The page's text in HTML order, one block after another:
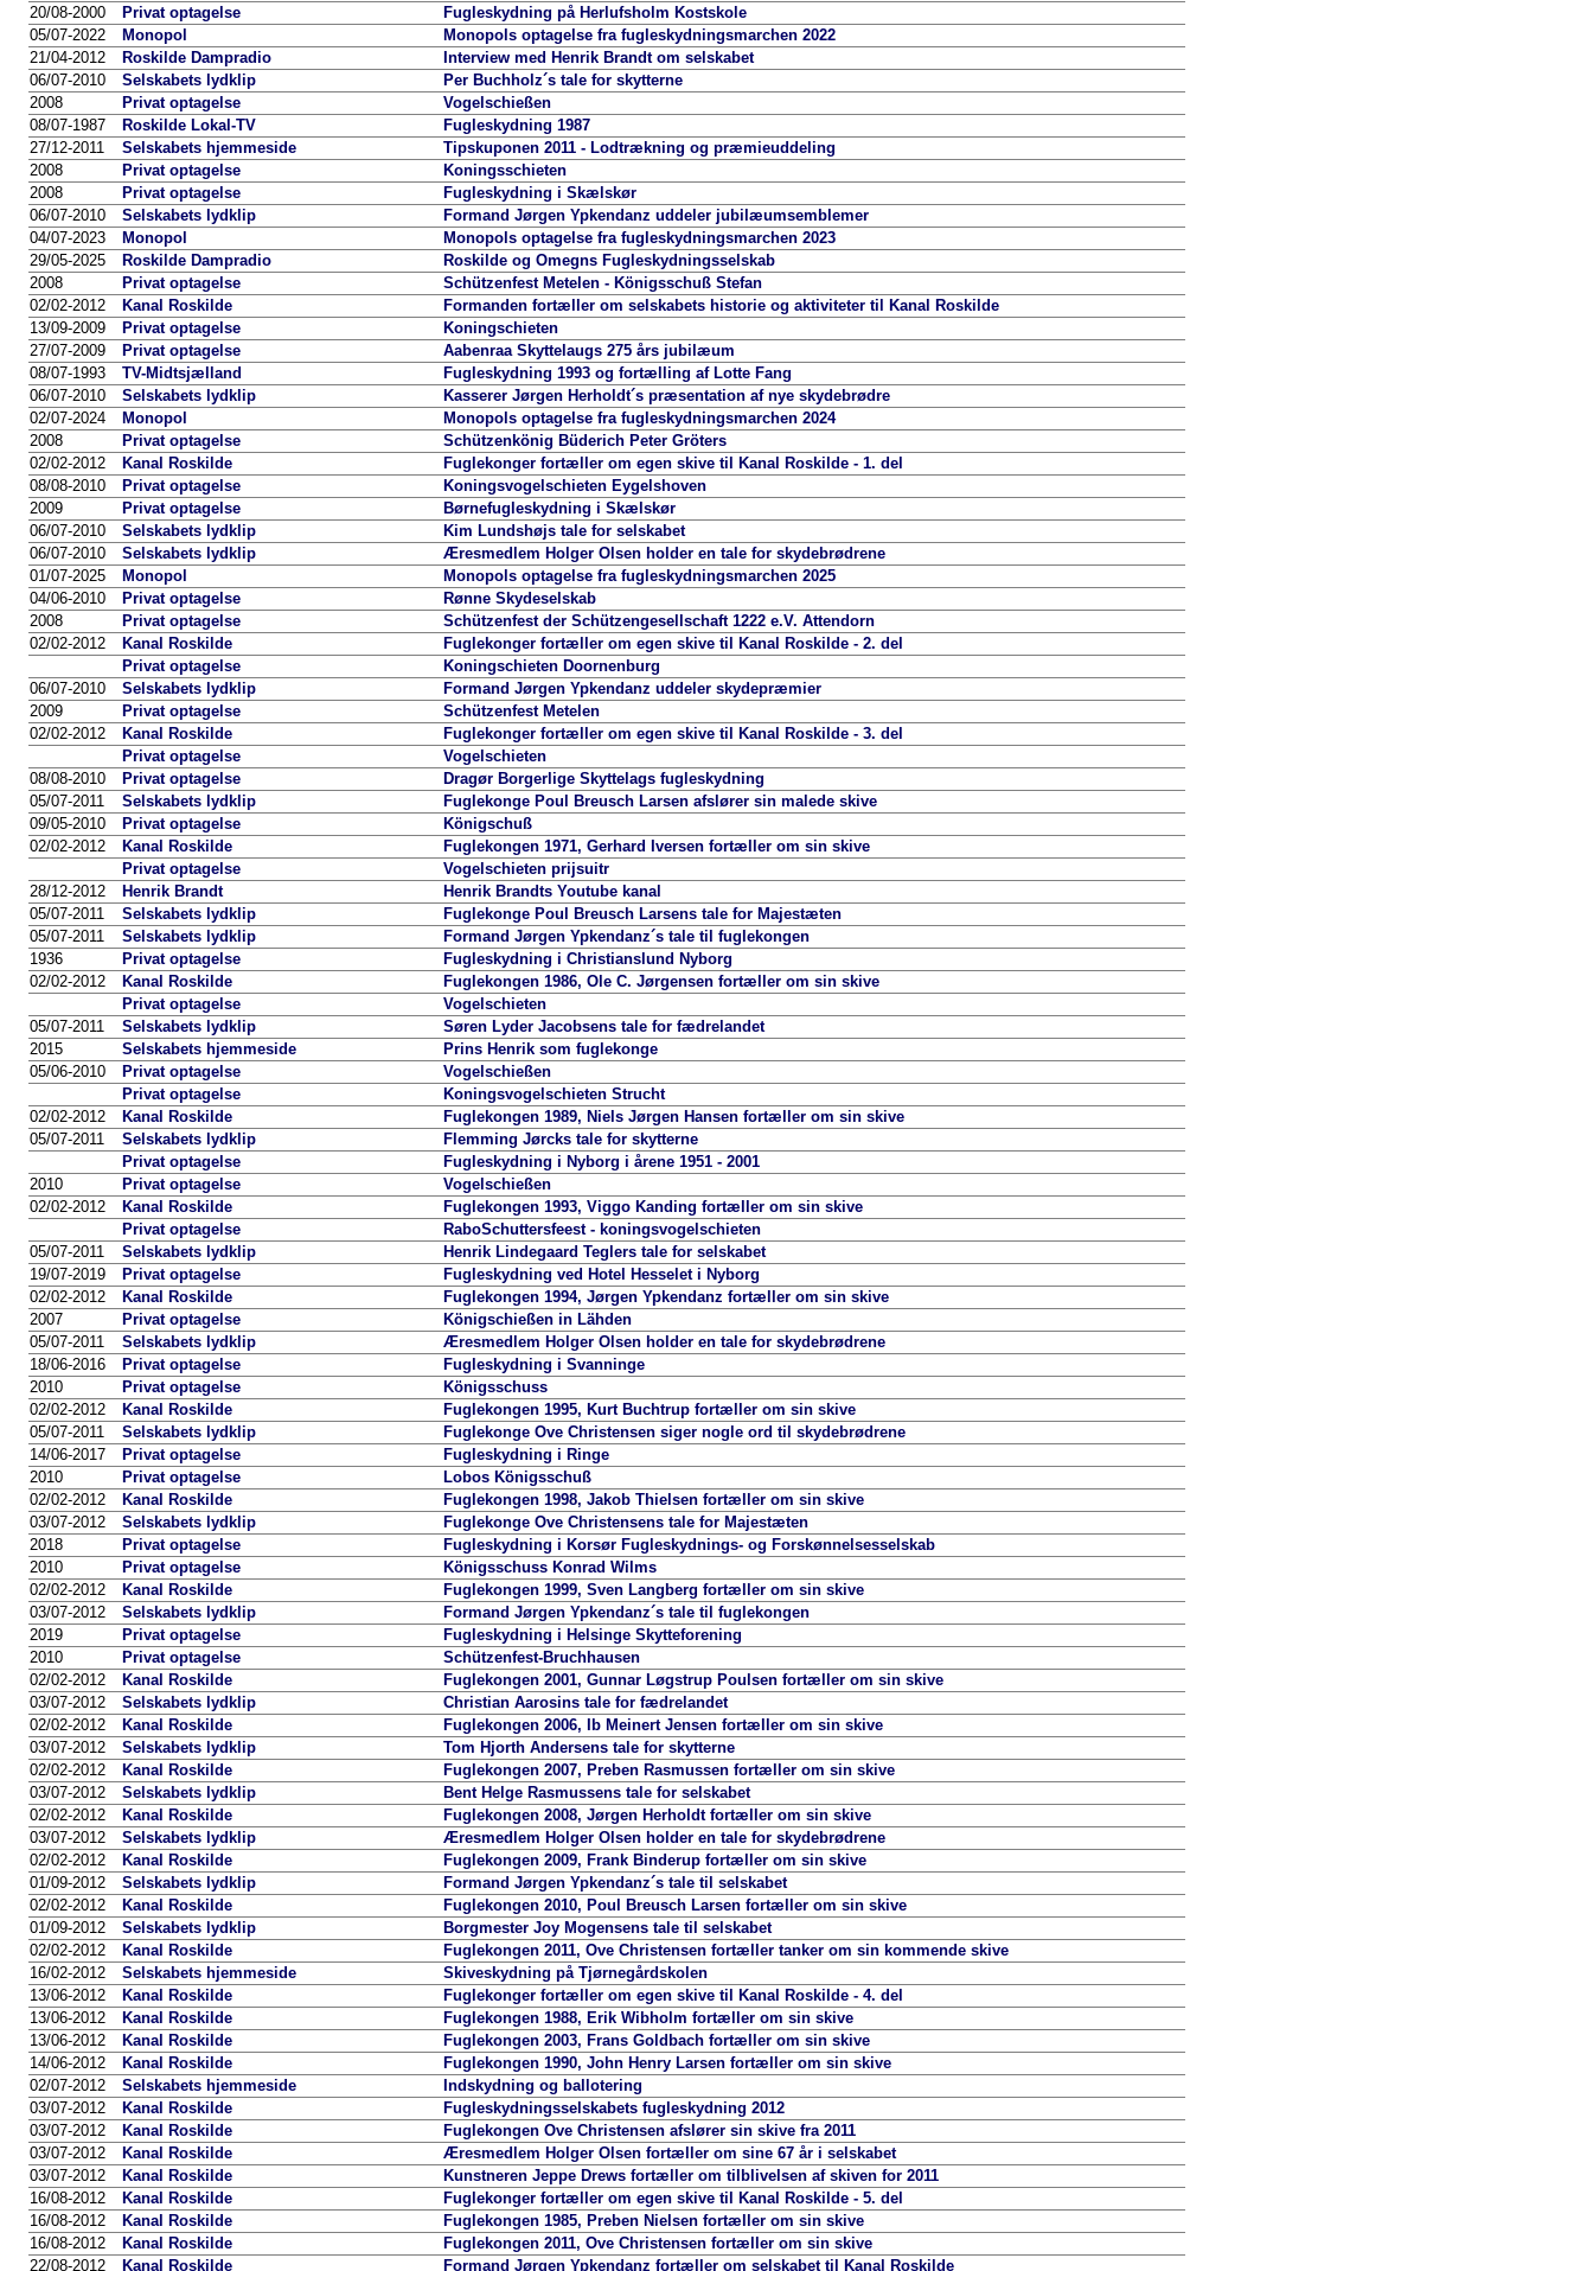
20/08-2000
Privat optagelse
Fugleskydning på Herlufsholm Kostskole
05/07-2022
Monopol
Monopols optagelse fra fugleskydningsmarchen 2022
21/04-2012
Roskilde Dampradio
Interview med Henrik Brandt om selskabet
06/07-2010
Selskabets lydklip
Per Buchholz´s tale for skytterne
2008
Privat optagelse
Vogelschießen
08/07-1987
Roskilde Lokal-TV
Fugleskydning 1987
27/12-2011
Selskabets hjemmeside
Tipskuponen 2011 - Lodtrækning og præmieuddeling
2008
Privat optagelse
Koningsschieten
2008
Privat optagelse
Fugleskydning i Skælskør
06/07-2010
Selskabets lydklip
Formand Jørgen Ypkendanz uddeler jubilæumsemblemer
04/07-2023
Monopol
Monopols optagelse fra fugleskydningsmarchen 2023
29/05-2025
Roskilde Dampradio
Roskilde og Omegns Fugleskydningsselskab
2008
Privat optagelse
Schützenfest Metelen - Königsschuß Stefan
02/02-2012
Kanal Roskilde
Formanden fortæller om selskabets historie og aktiviteter til Kanal Roskilde
13/09-2009
Privat optagelse
Koningschieten
27/07-2009
Privat optagelse
Aabenraa Skyttelaugs 275 års jubilæum
08/07-1993
TV-Midtsjælland
Fugleskydning 1993 og fortælling af Lotte Fang
06/07-2010
Selskabets lydklip
Kasserer Jørgen Herholdt´s præsentation af nye skydebrødre
02/07-2024
Monopol
Monopols optagelse fra fugleskydningsmarchen 2024
2008
Privat optagelse
Schützenkönig Büderich Peter Gröters
02/02-2012
Kanal Roskilde
Fuglekonger fortæller om egen skive til Kanal Roskilde - 1. del
08/08-2010
Privat optagelse
Koningsvogelschieten Eygelshoven
2009
Privat optagelse
Børnefugleskydning i Skælskør
06/07-2010
Selskabets lydklip
Kim Lundshøjs tale for selskabet
06/07-2010
Selskabets lydklip
Æresmedlem Holger Olsen holder en tale for skydebrødrene
01/07-2025
Monopol
Monopols optagelse fra fugleskydningsmarchen 2025
04/06-2010
Privat optagelse
Rønne Skydeselskab
2008
Privat optagelse
Schützenfest der Schützengesellschaft 1222 e.V. Attendorn
02/02-2012
Kanal Roskilde
Fuglekonger fortæller om egen skive til Kanal Roskilde - 2. del
Privat optagelse
Koningschieten Doornenburg
06/07-2010
Selskabets lydklip
Formand Jørgen Ypkendanz uddeler skydepræmier
2009
Privat optagelse
Schützenfest Metelen
02/02-2012
Kanal Roskilde
Fuglekonger fortæller om egen skive til Kanal Roskilde - 3. del
Privat optagelse
Vogelschieten
08/08-2010
Privat optagelse
Dragør Borgerlige Skyttelags fugleskydning
05/07-2011
Selskabets lydklip
Fuglekonge Poul Breusch Larsen afslører sin malede skive
09/05-2010
Privat optagelse
Königschuß
02/02-2012
Kanal Roskilde
Fuglekongen 1971, Gerhard Iversen fortæller om sin skive
Privat optagelse
Vogelschieten prijsuitr
28/12-2012
Henrik Brandt
Henrik Brandts Youtube kanal
05/07-2011
Selskabets lydklip
Fuglekonge Poul Breusch Larsens tale for Majestæten
05/07-2011
Selskabets lydklip
Formand Jørgen Ypkendanz´s tale til fuglekongen
1936
Privat optagelse
Fugleskydning i Christianslund Nyborg
02/02-2012
Kanal Roskilde
Fuglekongen 1986, Ole C. Jørgensen fortæller om sin skive
Privat optagelse
Vogelschieten
05/07-2011
Selskabets lydklip
Søren Lyder Jacobsens tale for fædrelandet
2015
Selskabets hjemmeside
Prins Henrik som fuglekonge
05/06-2010
Privat optagelse
Vogelschießen
Privat optagelse
Koningsvogelschieten Strucht
02/02-2012
Kanal Roskilde
Fuglekongen 1989, Niels Jørgen Hansen fortæller om sin skive
05/07-2011
Selskabets lydklip
Flemming Jørcks tale for skytterne
Privat optagelse
Fugleskydning i Nyborg i årene 1951 - 2001
2010
Privat optagelse
Vogelschießen
02/02-2012
Kanal Roskilde
Fuglekongen 1993, Viggo Kanding fortæller om sin skive
Privat optagelse
RaboSchuttersfeest - koningsvogelschieten
05/07-2011
Selskabets lydklip
Henrik Lindegaard Teglers tale for selskabet
19/07-2019
Privat optagelse
Fugleskydning ved Hotel Hesselet i Nyborg
02/02-2012
Kanal Roskilde
Fuglekongen 1994, Jørgen Ypkendanz fortæller om sin skive
2007
Privat optagelse
Königschießen in Lähden
05/07-2011
Selskabets lydklip
Æresmedlem Holger Olsen holder en tale for skydebrødrene
18/06-2016
Privat optagelse
Fugleskydning i Svanninge
2010
Privat optagelse
Königsschuss
02/02-2012
Kanal Roskilde
Fuglekongen 1995, Kurt Buchtrup fortæller om sin skive
05/07-2011
Selskabets lydklip
Fuglekonge Ove Christensen siger nogle ord til skydebrødrene
14/06-2017
Privat optagelse
Fugleskydning i Ringe
2010
Privat optagelse
Lobos Königsschuß
02/02-2012
Kanal Roskilde
Fuglekongen 1998, Jakob Thielsen fortæller om sin skive
03/07-2012
Selskabets lydklip
Fuglekonge Ove Christensens tale for Majestæten
2018
Privat optagelse
Fugleskydning i Korsør Fugleskydnings- og Forskønnelsesselskab
2010
Privat optagelse
Königsschuss Konrad Wilms
02/02-2012
Kanal Roskilde
Fuglekongen 1999, Sven Langberg fortæller om sin skive
03/07-2012
Selskabets lydklip
Formand Jørgen Ypkendanz´s tale til fuglekongen
2019
Privat optagelse
Fugleskydning i Helsinge Skytteforening
2010
Privat optagelse
Schützenfest-Bruchhausen
02/02-2012
Kanal Roskilde
Fuglekongen 2001, Gunnar Løgstrup Poulsen fortæller om sin skive
03/07-2012
Selskabets lydklip
Christian Aarosins tale for fædrelandet
02/02-2012
Kanal Roskilde
Fuglekongen 2006, Ib Meinert Jensen fortæller om sin skive
03/07-2012
Selskabets lydklip
Tom Hjorth Andersens tale for skytterne
02/02-2012
Kanal Roskilde
Fuglekongen 2007, Preben Rasmussen fortæller om sin skive
03/07-2012
Selskabets lydklip
Bent Helge Rasmussens tale for selskabet
02/02-2012
Kanal Roskilde
Fuglekongen 2008, Jørgen Herholdt fortæller om sin skive
03/07-2012
Selskabets lydklip
Æresmedlem Holger Olsen holder en tale for skydebrødrene
02/02-2012
Kanal Roskilde
Fuglekongen 2009, Frank Binderup fortæller om sin skive
01/09-2012
Selskabets lydklip
Formand Jørgen Ypkendanz´s tale til selskabet
02/02-2012
Kanal Roskilde
Fuglekongen 2010, Poul Breusch Larsen fortæller om sin skive
01/09-2012
Selskabets lydklip
Borgmester Joy Mogensens tale til selskabet
02/02-2012
Kanal Roskilde
Fuglekongen 2011, Ove Christensen fortæller tanker om sin kommende skive
16/02-2012
Selskabets hjemmeside
Skiveskydning på Tjørnegårdskolen
13/06-2012
Kanal Roskilde
Fuglekonger fortæller om egen skive til Kanal Roskilde - 4. del
13/06-2012
Kanal Roskilde
Fuglekongen 1988, Erik Wibholm fortæller om sin skive
13/06-2012
Kanal Roskilde
Fuglekongen 2003, Frans Goldbach fortæller om sin skive
14/06-2012
Kanal Roskilde
Fuglekongen 1990, John Henry Larsen fortæller om sin skive
02/07-2012
Selskabets hjemmeside
Indskydning og ballotering
03/07-2012
Kanal Roskilde
Fugleskydningsselskabets fugleskydning 2012
03/07-2012
Kanal Roskilde
Fuglekongen Ove Christensen afslører sin skive fra 2011
03/07-2012
Kanal Roskilde
Æresmedlem Holger Olsen fortæller om sine 67 år i selskabet
03/07-2012
Kanal Roskilde
Kunstneren Jeppe Drews fortæller om tilblivelsen af skiven for 2011
16/08-2012
Kanal Roskilde
Fuglekonger fortæller om egen skive til Kanal Roskilde - 5. del
16/08-2012
Kanal Roskilde
Fuglekongen 1985, Preben Nielsen fortæller om sin skive
16/08-2012
Kanal Roskilde
Fuglekongen 2011, Ove Christensen fortæller om sin skive
22/08-2012
Kanal Roskilde Formand Jørgen Ypkendanz fortæller om selskabet til Kanal Roskilde